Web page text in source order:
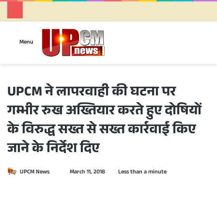
Menu
UPCM ने लापरवाही की घटना पर
गम्भीर रुख अख्तियार करते हुए दोषियों
के विरुद्ध सख्त से सख्त कार्रवाई किए
जाने के निर्देश दिए
UPCM News March 11, 2018 Less than a minute